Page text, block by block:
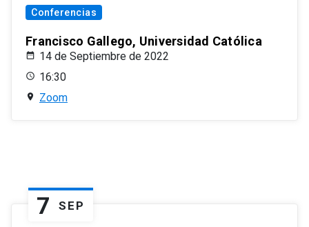
Conferencias
Francisco Gallego, Universidad Católica
14 de Septiembre de 2022
16:30
Zoom
7 SEP